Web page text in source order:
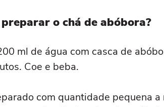
preparar o chá de abóbora?
ml de água com casca de
Coe e beba.
com quantidade pequena